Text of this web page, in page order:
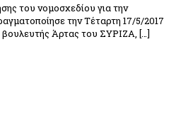
του νομοσχεδίου για την
την Τέταρτη 17/5/2017
βουλευτής Άρτας του ΣΥΡΙΖΑ, […]